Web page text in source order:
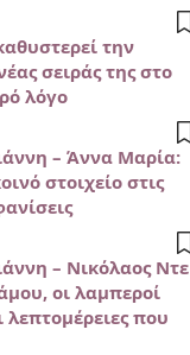
την
σειράς της στο
λόγο
– Άννα Μαρία:
στοιχείο στις
– Νικόλαος Ντε
οι λαμπεροί
λεπτομέρειες που